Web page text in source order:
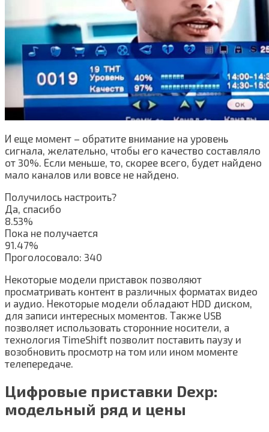
И еще момент – обратите внимание на уровень
сигнала, желательно, чтобы его качество составляло
от 30%. Если меньше, то, скорее всего, будет найдено
мало каналов или вовсе не найдено.
Получилось настроить?
Да, спасибо
8.53%
Пока не получается
91.47%
Проголосовало: 340
Некоторые модели приставок позволяют
просматривать контент в различных форматах видео
и аудио. Некоторые модели обладают HDD диском,
для записи интересных моментов. Также USB
позволяет использовать сторонние носители, а
технология TimeShift позволит поставить паузу и
возобновить просмотр на том или ином моменте
телепередаче.
Цифровые приставки Dexp:
модельный ряд и цены